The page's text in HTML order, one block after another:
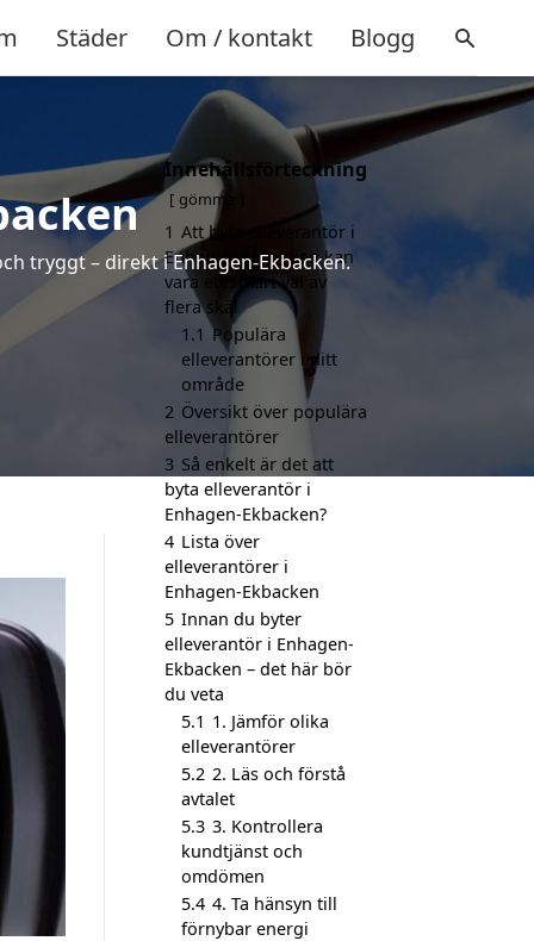
Städer Om / kontakt Blogg
tryggt – direkt i Enhagen-Ekbacken.
Innehållsförteckning
gömma
1 Att byta elleverantör i
Enhagen-Ekbacken kan
vara ett smart val av
flera skäl
1.1 Populära
elleverantörer i ditt
område
2 Översikt över populära
elleverantörer
3 Så enkelt är det att
byta elleverantör i
Enhagen-Ekbacken?
4 Lista över
elleverantörer i
Enhagen-Ekbacken
5 Innan du byter
elleverantör i Enhagen-
Ekbacken – det här bör
du veta
5.1 1. Jämför olika
elleverantörer
5.2 2. Läs och förstå
avtalet
5.3 3. Kontrollera
kundtjänst och
omdömen
5.4 4. Ta hänsyn till
förnybar energi